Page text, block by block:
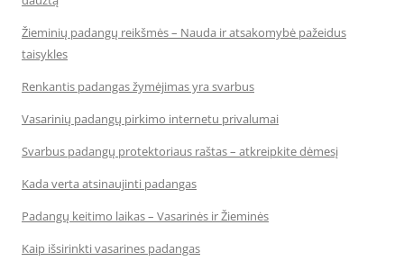
Žieminių padangų reikšmės – Nauda ir atsakomybė pažeidus
taisykles
Renkantis padangas žymėjimas yra svarbus
Vasarinių padangų pirkimo internetu privalumai
Svarbus padangų protektoriaus raštas – atkreipkite dėmesį
Kada verta atsinaujinti padangas
Padangų keitimo laikas – Vasarinės ir Žieminės
Kaip išsirinkti vasarines padangas